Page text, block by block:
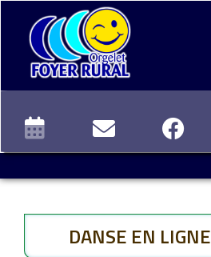
DANSE EN LIGNE